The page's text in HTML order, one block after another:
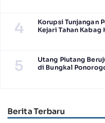
4
Korupsi Tunjangan
Kejari Tahan Kabag
5
Utang Piutang
di Bungkal
Berita Terbaru